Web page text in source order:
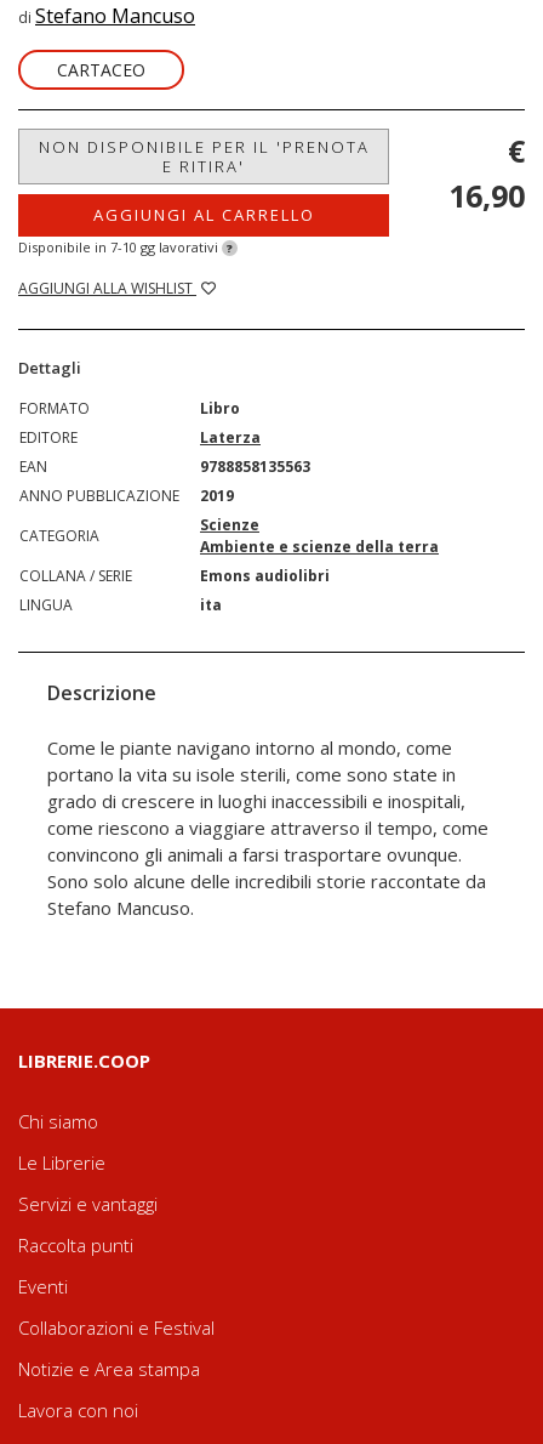
di Stefano Mancuso
CARTACEO
NON DISPONIBILE PER IL 'PRENOTA
E RITIRA'
AGGIUNGI AL CARRELLO
Disponibile in 7-10 gg lavorativi ?
AGGIUNGI ALLA WISHLIST
€
16,90
Dettagli
FORMATO
Libro
EDITORE
Laterza
EAN
9788858135563
ANNO PUBBLICAZIONE
2019
CATEGORIA
Scienze
Ambiente e scienze della terra
COLLANA / SERIE
Emons audiolibri
LINGUA
ita
Descrizione
Come le piante navigano intorno al mondo, come
portano la vita su isole sterili, come sono state in
grado di crescere in luoghi inaccessibili e inospitali,
come riescono a viaggiare attraverso il tempo, come
convincono gli animali a farsi trasportare ovunque.
Sono solo alcune delle incredibili storie raccontate da
Stefano Mancuso.
LIBRERIE.COOP
Chi siamo
Le Librerie
Servizi e vantaggi
Raccolta punti
Eventi
Collaborazioni e Festival
Notizie e Area stampa
Lavora con noi